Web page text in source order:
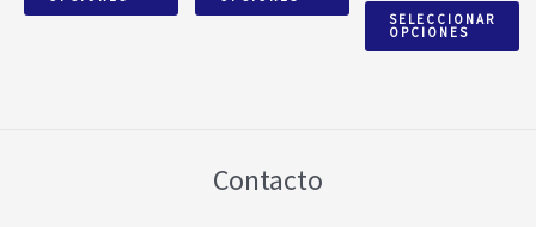
SELECCIONAR
OPCIONES
Contacto